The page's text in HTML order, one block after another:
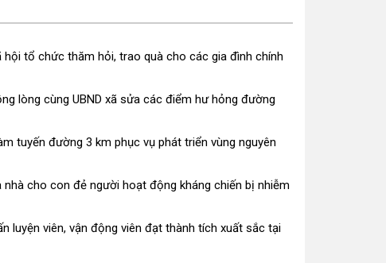
hội tổ chức thăm hỏi, trao quà cho các gia đình chính
lòng cùng UBND xã sửa các điểm hư hỏng đường
tuyến đường 3 km phục vụ phát triển vùng nguyên
cho con đẻ người hoạt động kháng chiến bị nhiễm
luyện viên, vận động viên đạt thành tích xuất sắc tại